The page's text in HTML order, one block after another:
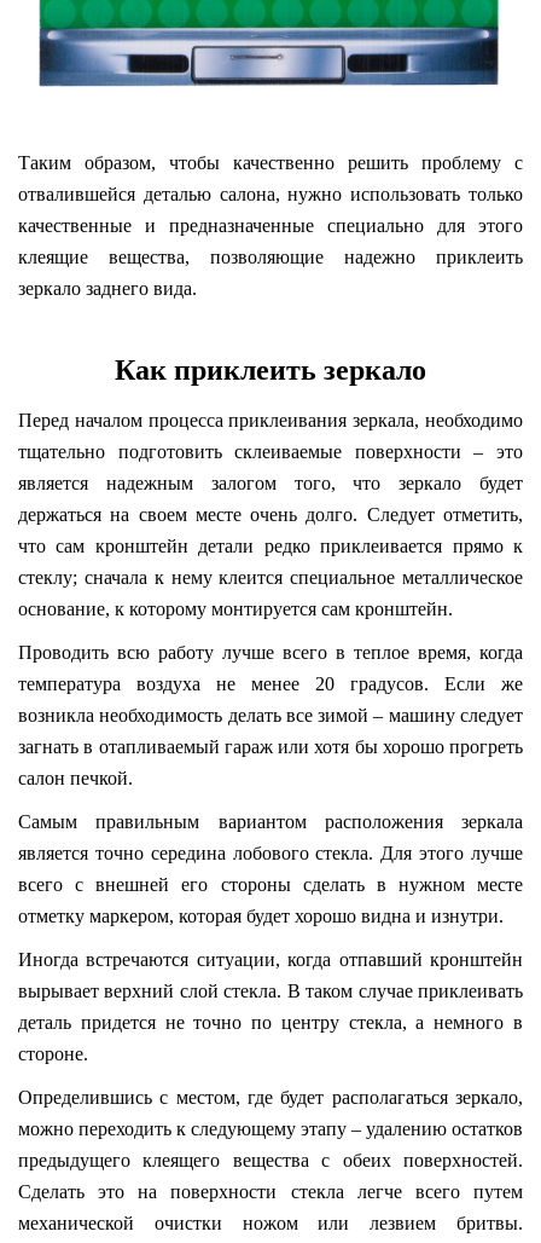
Таким образом, чтобы качественно решить проблему с
отвалившейся деталью салона, нужно использовать только
качественные и предназначенные специально для этого
клеящие вещества, позволяющие надежно приклеить
зеркало заднего вида.
Как приклеить зеркало
Перед началом процесса приклеивания зеркала, необходимо
тщательно подготовить склеиваемые поверхности – это
является надежным залогом того, что зеркало будет
держаться на своем месте очень долго. Следует отметить,
что сам кронштейн детали редко приклеивается прямо к
стеклу; сначала к нему клеится специальное металлическое
основание, к которому монтируется сам кронштейн.
Проводить всю работу лучше всего в теплое время, когда
температура воздуха не менее 20 градусов. Если же
возникла необходимость делать все зимой – машину следует
загнать в отапливаемый гараж или хотя бы хорошо прогреть
салон печкой.
Самым правильным вариантом расположения зеркала
является точно середина лобового стекла. Для этого лучше
всего с внешней его стороны сделать в нужном месте
отметку маркером, которая будет хорошо видна и изнутри.
Иногда встречаются ситуации, когда отпавший кронштейн
вырывает верхний слой стекла. В таком случае приклеивать
деталь придется не точно по центру стекла, а немного в
стороне.
Определившись с местом, где будет располагаться зеркало,
можно переходить к следующему этапу – удалению остатков
предыдущего клеящего вещества с обеих поверхностей.
Сделать это на поверхности стекла легче всего путем
механической очистки ножом или лезвием бритвы.